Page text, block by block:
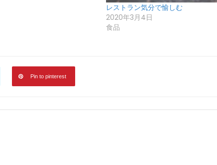
レストラン気分で愉しむ
2020年3月4日
食品
Pin to pinterest